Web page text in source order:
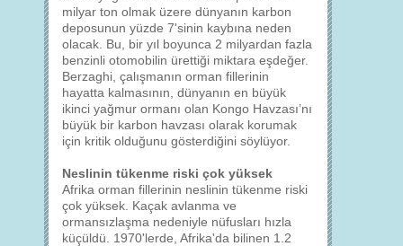
milyar ton olmak üzere dünyanın karbon
deposunun yüzde 7'sinin kaybına neden
olacak. Bu, bir yıl boyunca 2 milyardan fazla
benzinli otomobilin ürettiği miktara eşdeğer.
Berzaghi, çalışmanın orman fillerinin
hayatta kalmasının, dünyanın en büyük
ikinci yağmur ormanı olan Kongo Havzası’nı
büyük bir karbon havzası olarak korumak
için kritik olduğunu gösterdiğini söylüyor.
Neslinin tükenme riski çok yüksek
Afrika orman fillerinin neslinin tükenme riski
çok yüksek. Kaçak avlanma ve
ormansızlaşma nedeniyle nüfusları hızla
küçüldü. 1970'lerde, Afrika'da bilinen 1.2